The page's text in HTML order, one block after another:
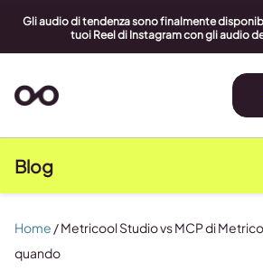
Gli audio di tendenza sono finalmente
tuoi Reel di Instagram con gli audio
Blog
Home /Metricool Studio vs MCP di
quando